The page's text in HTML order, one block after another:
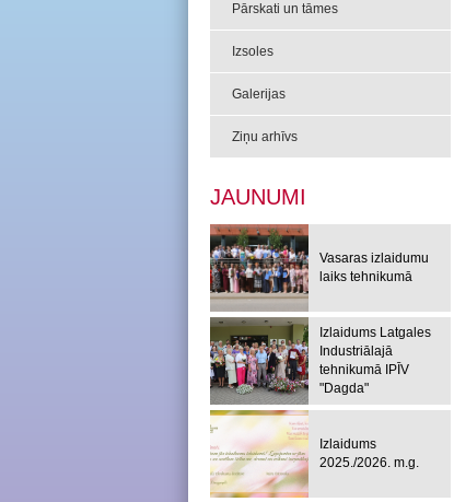
Pārskati un tāmes
Izsoles
Galerijas
Ziņu arhīvs
JAUNUMI
Vasaras izlaidumu
laiks tehnikumā
Izlaidums Latgales
Industriālajā
tehnikumā IPĪV
"Dagda"
Izlaidums
2025./2026. m.g.